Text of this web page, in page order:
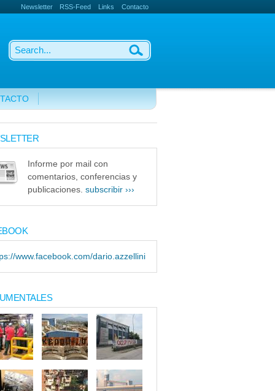
Newsletter RSS-Feed Links Contacto
Informe por mail con
comentarios, conferencias y
publicaciones. subscribir ›››
www.facebook.com/dario.azzellini